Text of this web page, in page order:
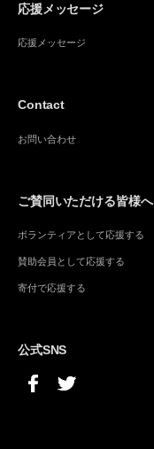
応援メッセージ
応援メッセージ
Contact
お問い合わせ
ご賛同いただける皆様へ
ボランティアとして応援する
賛助会員として応援する
寄付で応援する
公式SNS